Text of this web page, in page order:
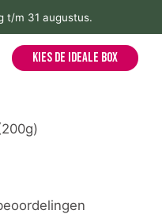
t/m 31 augustus.
Kies de ideale box